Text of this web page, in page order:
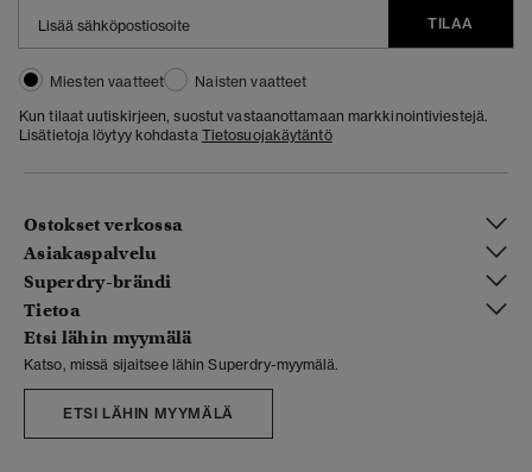
TILAA
Miesten vaatteet
Naisten vaatteet
Kun tilaat uutiskirjeen, suostut vastaanottamaan markkinointiviestejä.
Lisätietoja löytyy kohdasta Tietosuojakäytäntö
Ostokset verkossa
Asiakaspalvelu
Superdry-brändi
Tietoa
Etsi lähin myymälä
Katso, missä sijaitsee lähin Superdry-myymälä.
ETSI LÄHIN MYYMÄLÄ